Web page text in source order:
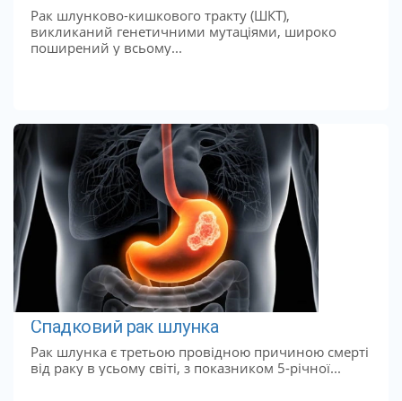
Рак шлунково-кишкового тракту (ШКТ),
викликаний генетичними мутаціями, широко
поширений у всьому...
Спадковий рак шлунка
Рак шлунка є третьою провідною причиною смерті
від раку в усьому світі, з показником 5-річної...